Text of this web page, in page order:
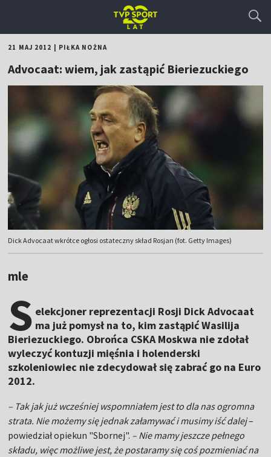
21 MAJ 2012 PIŁKA NOŻNA
Advocaat: wiem, jak zastąpić Bieriezuckiego
Dick Advocaat wkrótce ogłosi ostateczny skład Rosjan (fot. Getty Images)
mle
S elekcjoner reprezentacji Rosji Dick Advocaat
ma już pomysł na to, kim zastąpić Wasilija
Bieriezuckiego. Obrońca CSKA Moskwa nie zdołał
wyleczyć kontuzji mięśnia i holenderski
szkoleniowiec nie zdecydował się zabrać go na Euro
2012.
– Tak jak już wcześniej wspomniałem jest to dla nas ogromna
strata. Nie możemy się jednak załamywać i musimy iść dalej–
powiedział opiekun "Sbornej". – Nie mamy jeszcze pełnego
składu, więc możliwe jest, że postaramy się coś pozmieniać na